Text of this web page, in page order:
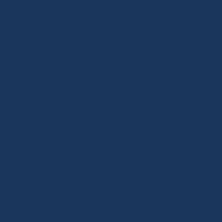
Konferencja jest organizowana przez Centrum
Celem konferencji jest prezentacja metod
ubezpieczeniach, finansach, bankowości, kolejnictwie,
Uczestnicy konferencji będą mieli możliwość
Począwszy od XXX Konferencji jest fundowana co
w konkursie jest nadesłanie oprócz streszczenia